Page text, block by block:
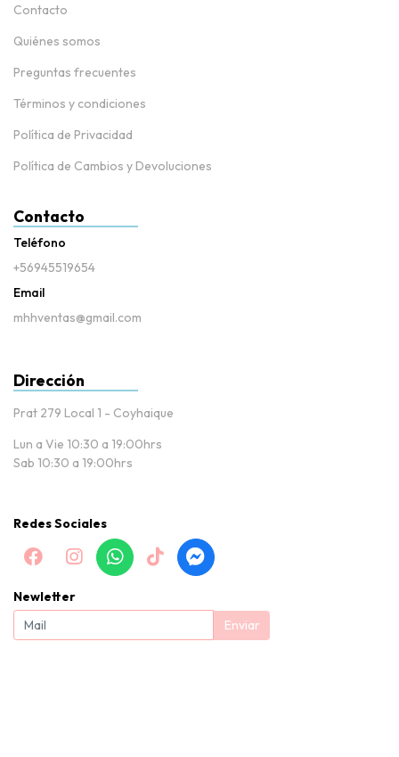
Contacto
Quiénes somos
Preguntas frecuentes
Términos y condiciones
Política de Privacidad
Política de Cambios y Devoluciones
Contacto
Teléfono
+56945519654
Email
mhhventas@gmail.com
Dirección
Prat 279 Local 1 - Coyhaique
Lun a Vie 10:30 a 19:00hrs
Sab 10:30 a 19:00hrs
Redes Sociales
Newletter
Enviar